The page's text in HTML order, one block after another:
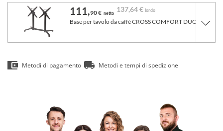
111,90 € netto 137,64 € lordo
Base per tavolo da caffè CROSS COMFORT DUO grigio
Metodi di pagamento Metodi e tempi di spedizione